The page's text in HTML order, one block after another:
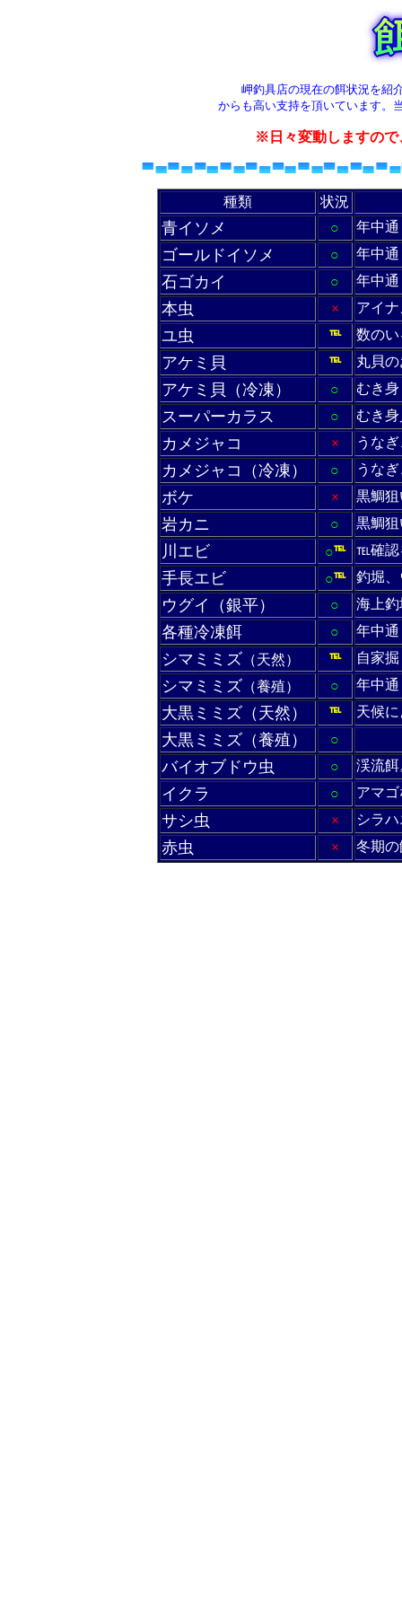
岬釣具店の現在の餌状況を紹
からも高い支持を頂いています。
※日々変動しますので
種類 状況
青イソメ ○ 年中
ゴールドイソメ ○ 年中
石ゴカイ ○ 年中
本虫 × アイ
ユ虫 ℡ 数の
アケミ貝 ℡ 丸貝
アケミ貝（冷凍） ○ むき
スーパーカラス ○ むき
カメジャコ × うな
カメジャコ（冷凍） ○ うな
ボケ × 黒鯛
岩カニ ○ 黒鯛
川エビ ○℡ ℡確認
手長エビ ○℡ 釣堀
ウグイ（銀平） ○ 海上
各種冷凍餌 ○ 年中
シマミミズ （天然） ℡ 自家
シマミミズ （養殖） ○ 年中
大黒ミミズ（天然） ℡ 天候
大黒ミミズ（養殖） ○
バイオブドウ虫 ○ 渓流
イクラ ○ アマ
サシ虫 × シラ
赤虫 × 冬期